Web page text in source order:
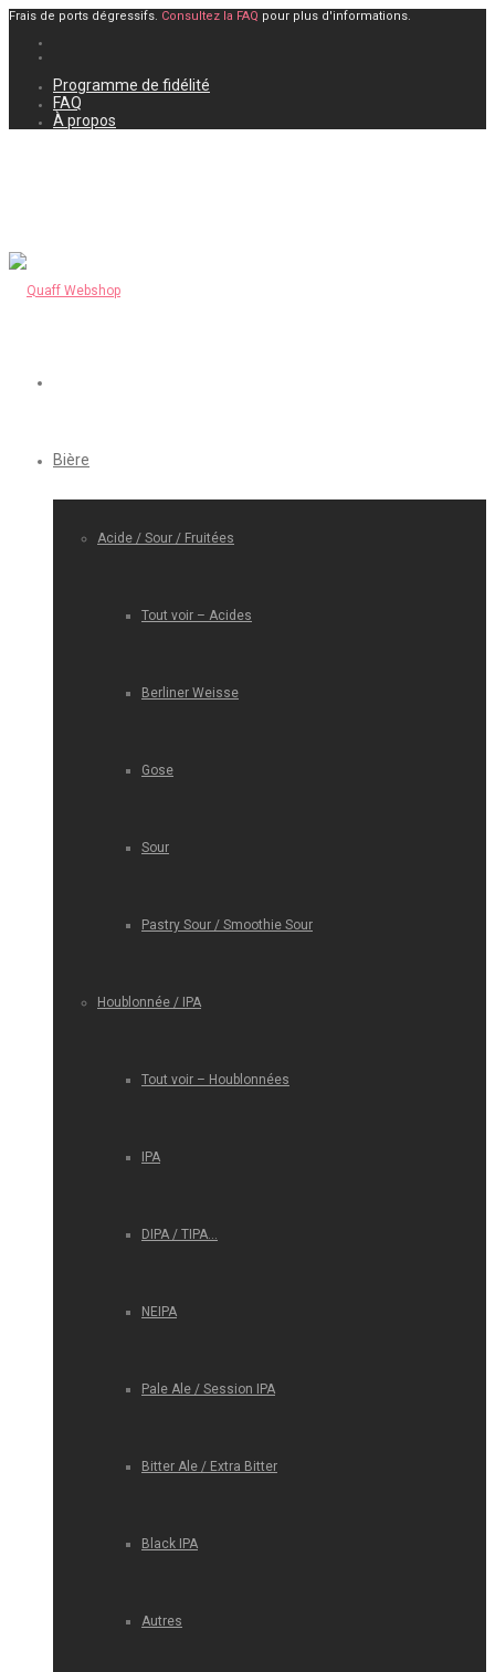
Frais de ports dégressifs. Consultez la FAQ pour plus d'informations.
Programme de fidélité
FAQ
À propos
Bière
Acide / Sour / Fruitées
Tout voir – Acides
Berliner Weisse
Gose
Sour
Pastry Sour / Smoothie Sour
Houblonnée / IPA
Tout voir – Houblonnées
IPA
DIPA / TIPA…
NEIPA
Pale Ale / Session IPA
Bitter Ale / Extra Bitter
Black IPA
Autres